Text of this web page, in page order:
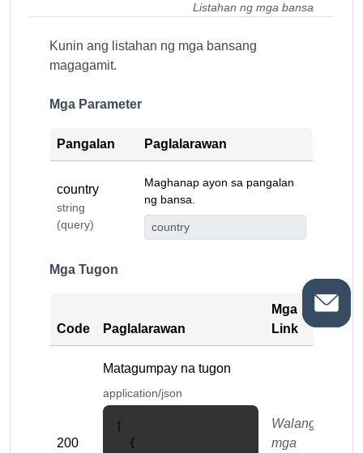
Listahan ng mga bansa
Kunin ang listahan ng mga bansang
magagamit.
Mga Parameter
Pangalan Paglalarawan
country
string
(query)
Maghanap ayon sa pangalan
ng bansa.
Mga Tugon
Code Paglalarawan
Mga
Link
200
Matagumpay na tugon
application/json
[
  {
Walang
mga